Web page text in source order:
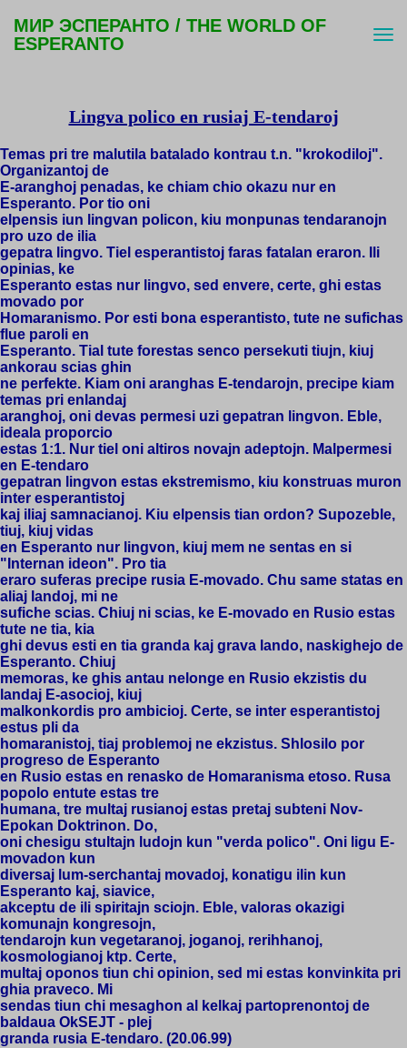
МИР ЭСПЕРАНТО / THE WORLD OF
ESPERANTO
Lingva polico en rusiaj E-tendaroj
Temas pri tre malutila batalado kontrau t.n. "krokodiloj".
Organizantoj de
E-aranghoj penadas, ke chiam chio okazu nur en
Esperanto. Por tio oni
elpensis iun lingvan policon, kiu monpunas tendaranojn
pro uzo de ilia
gepatra lingvo. Tiel esperantistoj faras fatalan eraron. Ili
opinias, ke
Esperanto estas nur lingvo, sed envere, certe, ghi estas
movado por
Homaranismo. Por esti bona esperantisto, tute ne sufichas
flue paroli en
Esperanto. Tial tute forestas senco persekuti tiujn, kiuj
ankorau scias ghin
ne perfekte. Kiam oni aranghas E-tendarojn, precipe kiam
temas pri enlandaj
aranghoj, oni devas permesi uzi gepatran lingvon. Eble,
ideala proporcio
estas 1:1. Nur tiel oni altiros novajn adeptojn. Malpermesi
en E-tendaro
gepatran lingvon estas ekstremismo, kiu konstruas muron
inter esperantistoj
kaj iliaj samnacianoj. Kiu elpensis tian ordon? Supozeble,
tiuj, kiuj vidas
en Esperanto nur lingvon, kiuj mem ne sentas en si
"Internan ideon". Pro tia
eraro suferas precipe rusia E-movado. Chu same statas en
aliaj landoj, mi ne
sufiche scias. Chiuj ni scias, ke E-movado en Rusio estas
tute ne tia, kia
ghi devus esti en tia granda kaj grava lando, naskighejo de
Esperanto. Chiuj
memoras, ke ghis antau nelonge en Rusio ekzistis du
landaj E-asocioj, kiuj
malkonkordis pro ambicioj. Certe, se inter esperantistoj
estus pli da
homaranistoj, tiaj problemoj ne ekzistus. Shlosilo por
progreso de Esperanto
en Rusio estas en renasko de Homaranisma etoso. Rusa
popolo entute estas tre
humana, tre multaj rusianoj estas pretaj subteni Nov-
Epokan Doktrinon. Do,
oni chesigu stultajn ludojn kun "verda polico". Oni ligu E-
movadon kun
diversaj lum-serchantaj movadoj, konatigu ilin kun
Esperanto kaj, siavice,
akceptu de ili spiritajn sciojn. Eble, valoras okazigi
komunajn kongresojn,
tendarojn kun vegetaranoj, joganoj, rerihhanoj,
kosmologianoj ktp. Certe,
multaj oponos tiun chi opinion, sed mi estas konvinkita pri
ghia praveco. Mi
sendas tiun chi mesaghon al kelkaj partoprenontoj de
baldaua OkSEJT - plej
granda rusia E-tendaro. (20.06.99)